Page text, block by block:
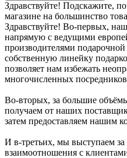
Здравствуйте! Подскажите,
магазине на большинство
Здравствуйте! Во-первых,
напрямую с ведущими
производителями
собственную линейку
позволяет нам избежать
многочисленных
Во-вторых, за большие
получаем от наших
затем предоставляем нашим
И в-третьих, мы выступаем за
взаимоотношения с